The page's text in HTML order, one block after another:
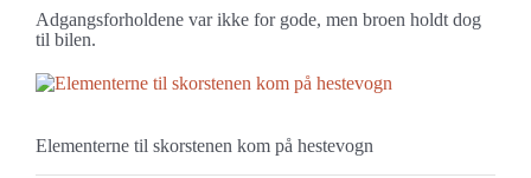
Adgangsforholdene var ikke for gode, men broen holdt dog
til bilen.
Elementerne til skorstenen kom på hestevogn